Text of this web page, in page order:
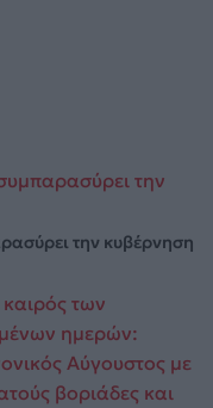
την κυβέρνηση